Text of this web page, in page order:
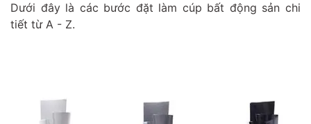
Dưới đây là các bước đặt làm cúp bất động sản chi
tiết từ A - Z.